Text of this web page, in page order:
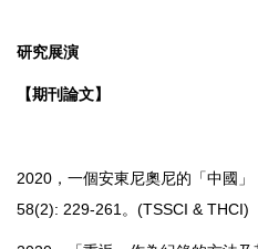
研究展演
【期刊論文】
2020，一個安東尼奧尼的「中國
58(2): 229-261。(TSSCI & THCI)